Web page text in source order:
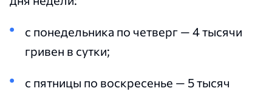
с понедельника по четверг — 4 тысячи
гривен в сутки;
с пятницы по воскресенье — 5 тысяч